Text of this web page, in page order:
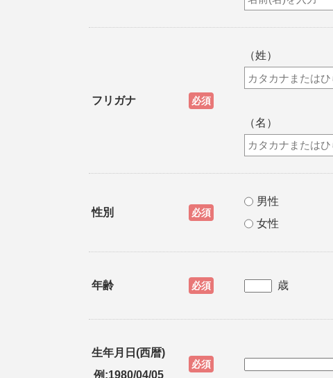
フリガナ 必須
（姓）
（名）
性別 必須
男性
女性
年齢 必須 歳
生年月日(西暦)
例:1980/04/05
必須